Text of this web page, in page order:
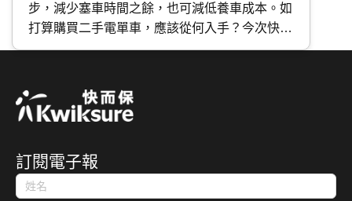
步，減少塞車時間之餘，也可減低養車成本。如
打算購買二手電單車，應該從何入手？今次快而
保便與大家分享購買二手電單車的須知事項，包
時必 check 位置等。
訂閱電子報